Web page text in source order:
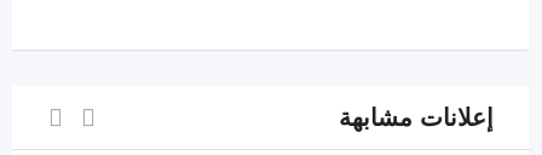
إعلانات مشابهة